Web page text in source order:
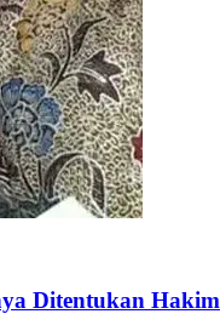
Ditentukan Hakim